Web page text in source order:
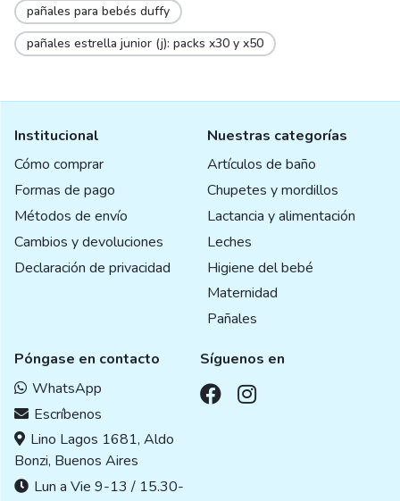
pañales para bebés duffy
pañales estrella junior (j): packs x30 y x50
Institucional
Cómo comprar
Formas de pago
Métodos de envío
Cambios y devoluciones
Declaración de privacidad
Nuestras categorías
Artículos de baño
Chupetes y mordillos
Lactancia y alimentación
Leches
Higiene del bebé
Maternidad
Pañales
Póngase en contacto
WhatsApp
Escríbenos
Lino Lagos 1681, Aldo
Bonzi, Buenos Aires
Lun a Vie 9-13 / 15.30-
Síguenos en